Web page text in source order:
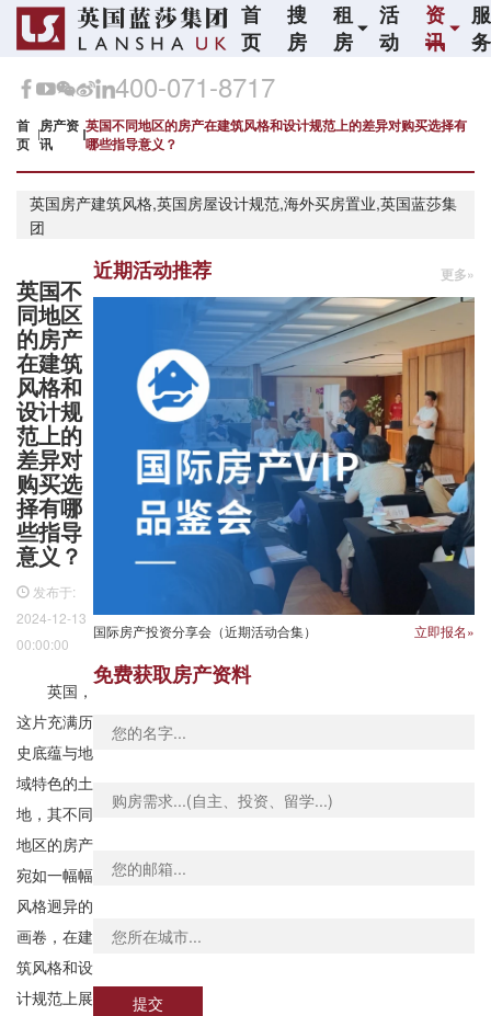
首
页
搜
房
租
房
活
动
资
讯
服
务
400-071-8717
首
页
房产资
讯
英国不同地区的房产在建筑风格和设计规范上的差异对购买选择有
哪些指导意义？
英国房产建筑风格,英国房屋设计规范,海外买房置业,英国蓝莎集
团
英国不
同地区
的房产
在建筑
风格和
设计规
范上的
差异对
购买选
择有哪
些指导
意义？
发布于:
2024-12-13
00:00:00
英国，
这片充满历
史底蕴与地
域特色的土
地，其不同
地区的房产
宛如一幅幅
风格迥异的
画卷，在建
筑风格和设
计规范上展
近期活动推荐 更多»
国际房产投资分享会（近期活动合集） 立即报名»
免费获取房产资料
提交